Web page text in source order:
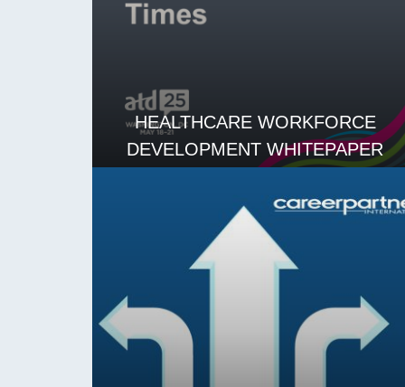
HEALTHCARE WORKFORCE
DEVELOPMENT WHITEPAPER
阅读更多